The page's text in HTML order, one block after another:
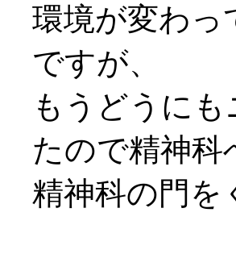
環境が変わっ
ですが、
もうどうに
たので精神科
精神科の門を